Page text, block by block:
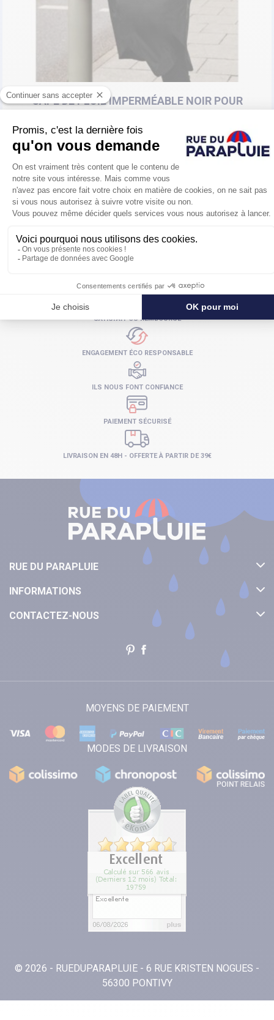
CAPE DE PLUIE IMPERMÉABLE NOIR POUR
REISENTHEL
Prix
59,89 €
LIVRAISON EN 48H - OFFERTE À PARTIR DE 39€
PAIEMENT SÉCURISÉ
SATISFAIT OU REMBOURSÉ
ENGAGEMENT ÉCO RESPONSABLE
ILS NOUS FONT CONFIANCE
RUE DU PARAPLUIE
INFORMATIONS
CONTACTEZ-NOUS
MOYENS DE PAIEMENT
MODES DE LIVRAISON
© 2026 - RUEDUPARAPLUIE - 6 RUE KRISTEN NOGUES -
56300 PONTIVY